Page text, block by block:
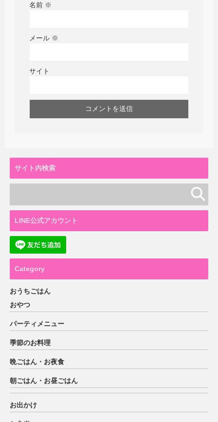
名前 ※
メール ※
サイト
サイト内検索
LINE公式アカウント
Category
おうちごはん
おやつ
パーティメニュー
季節のお料理
晩ごはん・お夜食
朝ごはん・お昼ごはん
お出かけ